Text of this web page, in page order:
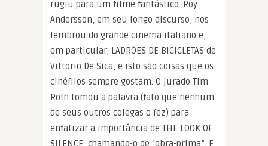
rugiu para um filme fantástico. Roy
Andersson, em seu longo discurso, nos
lembrou do grande cinema italiano e,
em particular, LADRÕES DE BICICLETAS de
Vittorio De Sica, e isto são coisas que os
cinéfilos sempre gostam. O jurado Tim
Roth tomou a palavra (fato que nenhum
de seus outros colegas o fez) para
enfatizar a importância de THE LOOK OF
SILENCE, chamando-o de “obra-prima”. E,